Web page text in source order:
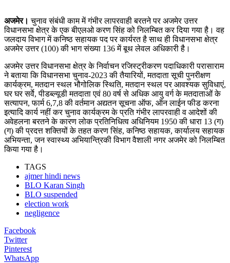
अजमेर। चुनाव संबंधी काम में गंभीर लापरवाही बरतने पर अजमेर उत्तर
विधानसभा क्षेत्र के एक बीएलओ करण सिंह को निलम्बित कर दिया गया है। वह
जलदाय विभाग में कनिष्ठ सहायक पद पर कार्यरत है साथ ही विधानसभा क्षेत्र
अजमेर उत्तर (100) की भाग संख्या 136 में बूथ लेवल अधिकारी है।
अजमेर उत्तर विधानसभा क्षेत्र के निर्वाचन रजिस्ट्रीकरण पदाधिकारी परासाराम
ने बताया कि विधानसभा चुनाव-2023 की तैयारियों, मतदाता सूची पुनरीक्षण
कार्यक्रम, मतदान स्थल भौगोलिक स्थिति, मतदान स्थल पर आवश्यक सुविधाएं,
घर घर सर्वे, पीडब्ल्यूडी मतदाता एवं 80 वर्ष से अधिक आयु वर्ग के मतदाताओं के
सत्यापन, फार्म 6,7,8 की वर्तमान अद्यतन सूचना ऑफ, ऑन लाईन फीड करना
इत्यादि कार्य नहीं कर चुनाव कार्यक्रम के प्रति गंभीर लापरवाही व आदेशों की
अवेहलना बरतने के कारण लोक प्रतिनिधित्व अधिनियम 1950 की धारा 13 (ग)
(ग) की प्रदत्त शक्तियों के तहत करण सिंह, कनिष्ठ सहायक, कार्यालय सहायक
अभियन्ता, जन स्वास्थ्य अभियान्ति्रकी विभाग वैशाली नगर अजमेर को निलम्बित
किया गया है।
TAGS
ajmer hindi news
BLO Karan Singh
BLO suspended
election work
negligence
Facebook
Twitter
Pinterest
WhatsApp